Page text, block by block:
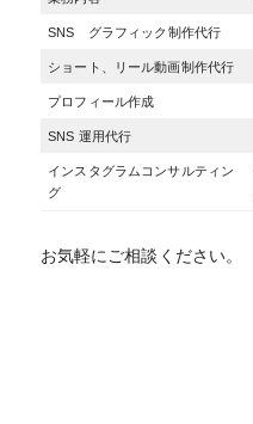
SNS グラフィック制作代行
ショート、リール動画制作代行
プロフィール作成
SNS 運用代行
インスタグラムコンサルティン
グ
お気軽にご相談ください。